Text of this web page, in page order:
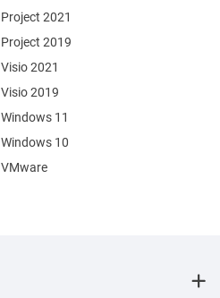
Project 2021
Project 2019
Visio 2021
Visio 2019
Windows 11
Windows 10
VMware